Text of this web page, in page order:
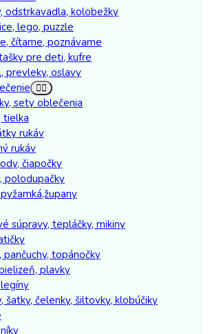
odstrkavadla, kolobežky
lego, puzzle
čítame, poznávame
pre deti, kufre
prevleky, oslavy
sety oblečenia
tielka
rukáv
rukáv
čiapočky
polodupačky
súpravy, tepláčky, mikiny
pančuchy, topánočky
plavky
šatky, čelenky, šiltovky, klobúčiky